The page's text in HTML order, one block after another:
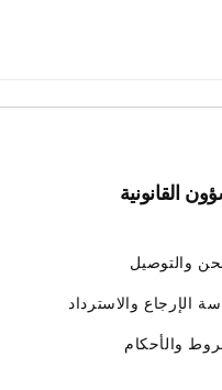
القانونية
والتوصيل
الإرجاع والاسترداد
والأحكام